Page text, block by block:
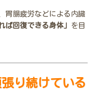
胃腸疲労などによる内臓
ば回復できる身体」 を目
り続けている